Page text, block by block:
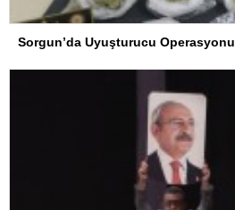
Sorgun’da Uyuşturucu Operasyonu